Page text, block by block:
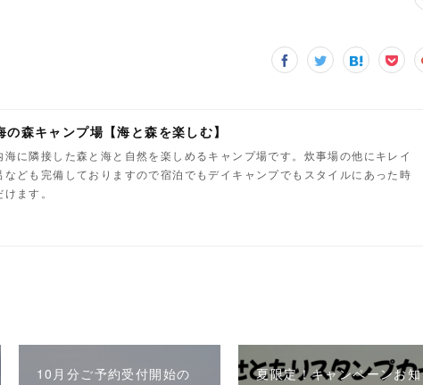
の森キャンプ場【海と森を楽しむ】
海に隣接した森と海と自然を楽しめるキャンプ場です。炊事場の他にキレイ
なども完備しておりますので宿泊でもデイキャンプでもスタイルにあった時
ます。
10月分ご予約受付開始の
夏限定！キャンペーンお知